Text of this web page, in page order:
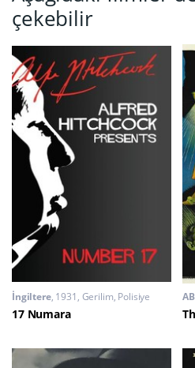
çekebilir
İngiltere 1931 Gerilim, Polisiye
17 Numara